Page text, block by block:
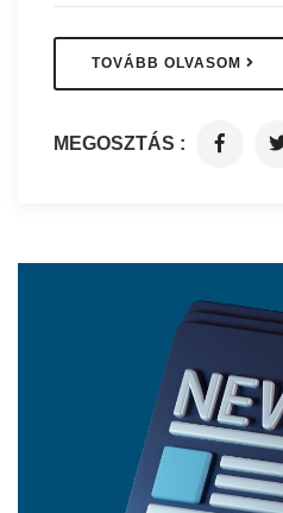
TOVÁBB OLVASOM
MEGOSZTÁS :